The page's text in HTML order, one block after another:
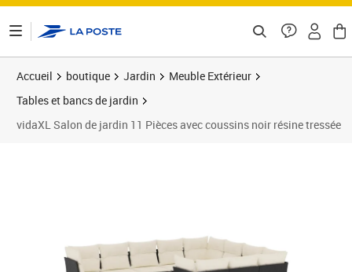
Accueil boutique Jardin
Meuble Extérieur
Tables et bancs de jardin
vidaXL Salon de jardin 11 Pièces avec coussins noir résine tressée